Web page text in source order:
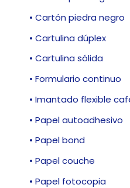
• Cartón piedra negro
• Cartulina dúplex
• Cartulina sólida
• Formulario continuo
• Imantado flexible
• Papel autoadhesivo
• Papel bond
• Papel couche
• Papel fotocopia